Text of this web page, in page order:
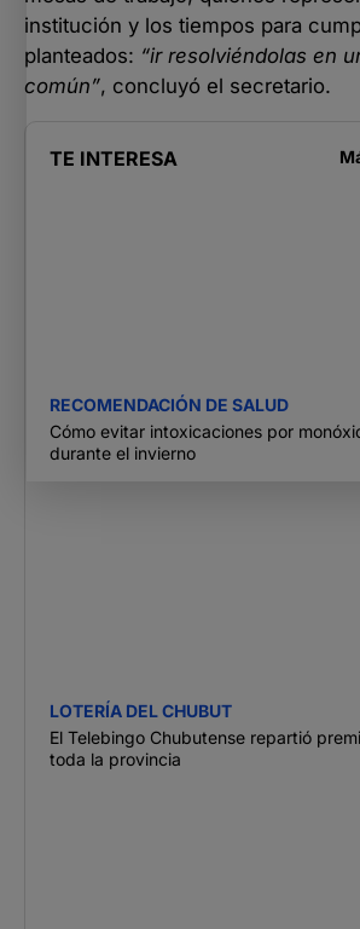
institución y los tiempos para
planteados: “ir resolviéndolas en
común”, concluyó el secretario.
TE INTERESA
RECOMENDACIÓN DE SALUD
Cómo evitar intoxicaciones por
durante el invierno
LOTERÍA DEL CHUBUT
El Telebingo Chubutense repartió
toda la provincia